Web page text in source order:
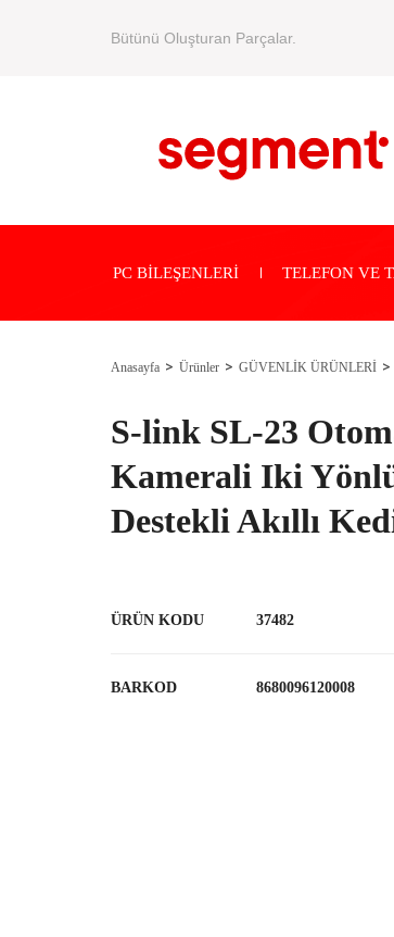
Bütünü Oluşturan Parçalar.
PC BİLEŞENLERİ TELEFON VE
Anasayfa Ürünler GÜVENLİK ÜRÜNLERİ
S-link SL-23
Kamerali Iki
Destekli Akıllı
ÜRÜN KODU 37482
BARKOD 8680096120008